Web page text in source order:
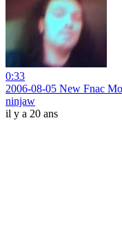
0:33
2006-08-05 New Fnac
ninjaw
il y a 20 ans